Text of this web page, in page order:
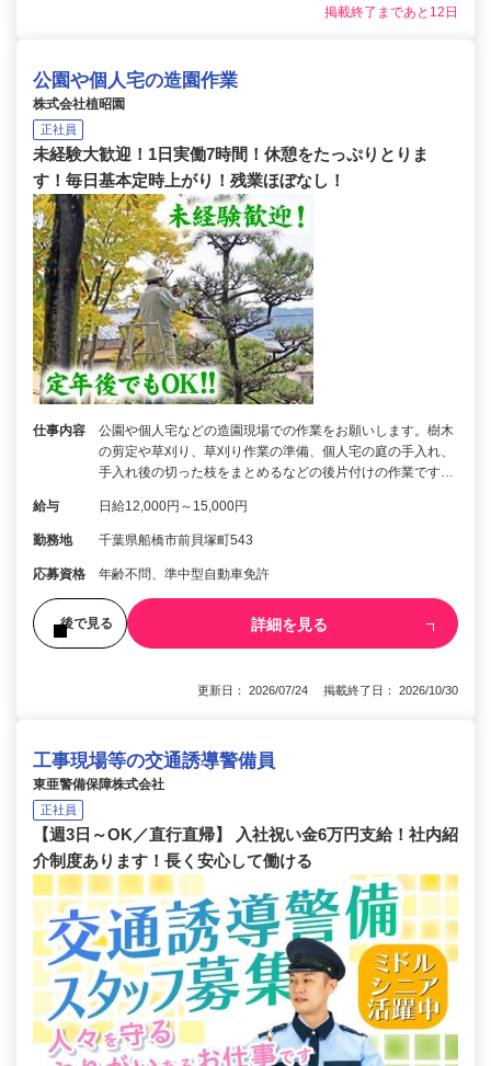
掲載終了まであと12日
公園や個人宅の造園作業
株式会社植昭園
正社員
未経験大歓迎！1日実働7時間！休憩をたっぷりとりま
す！毎日基本定時上がり！残業ほぼなし！
仕事内容
公園や個人宅などの造園現場での作業をお願いします。樹木
の剪定や草刈り、草刈り作業の準備、個人宅の庭の手入れ、
手入れ後の切った枝をまとめるなどの後片付けの作業です…
給与 日給12,000円～15,000円
勤務地 千葉県船橋市前貝塚町543
応募資格 年齢不問、準中型自動車免許
後で見る 詳細を見る
更新日： 2026/07/24 掲載終了日： 2026/10/30
工事現場等の交通誘導警備員
東亜警備保障株式会社
正社員
【週3日～OK／直行直帰】 入社祝い金6万円支給！社内紹
介制度あります！長く安心して働ける